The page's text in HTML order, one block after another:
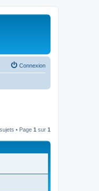
Connexion
• Page 1 sur 1